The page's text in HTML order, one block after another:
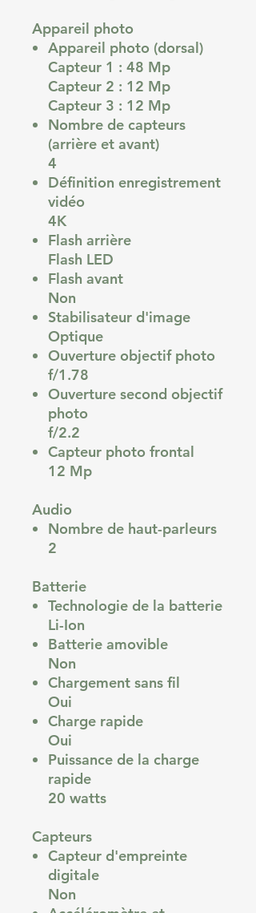
Appareil photo
Appareil photo (dorsal)
Capteur 1 : 48 Mp
Capteur 2 : 12 Mp
Capteur 3 : 12 Mp
Nombre de capteurs
(arrière et avant)
4
Définition enregistrement
vidéo
4K
Flash arrière
Flash LED
Flash avant
Non
Stabilisateur d'image
Optique
Ouverture objectif photo
f/1.78
Ouverture second objectif
photo
f/2.2
Capteur photo frontal
12 Mp
Audio
Nombre de haut-parleurs
2
Batterie
Technologie de la batterie
Li-Ion
Batterie amovible
Non
Chargement sans fil
Oui
Charge rapide
Oui
Puissance de la charge
rapide
20 watts
Capteurs
Capteur d'empreinte
digitale
Non